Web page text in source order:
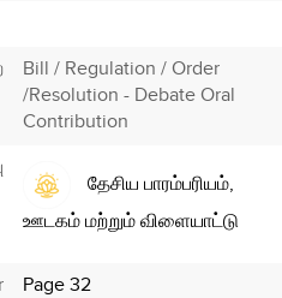
Bill / Regulation / Order
/Resolution - Debate Oral
Contribution
தேசிய பாரம்பரியம்,
ஊடகம் மற்றும் விளையாட்டு
Page 32